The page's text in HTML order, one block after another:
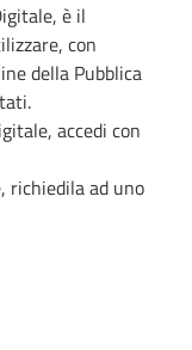
è il
con
della Pubblica
accedi con
richiedila ad uno